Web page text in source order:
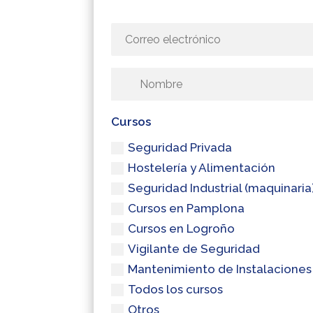
Cursos
Seguridad Privada
Hostelería y Alimentación
Seguridad Industrial
Cursos en Pamplona
Cursos en Logroño
Vigilante de Seguridad
Mantenimiento de Instalaciones
Todos los cursos
Otros